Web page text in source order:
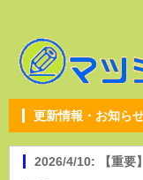
更新情報・お知ら
2026/4/10: 【重要】中東情勢の影響に伴う商品のご提供につ